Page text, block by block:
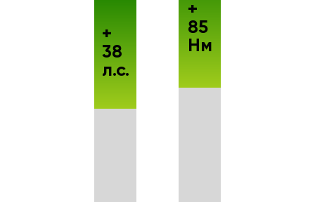
+
38
л.с.
+
85
Нм